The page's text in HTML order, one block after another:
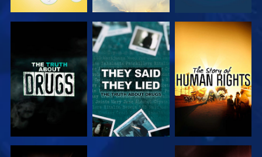
SE SE